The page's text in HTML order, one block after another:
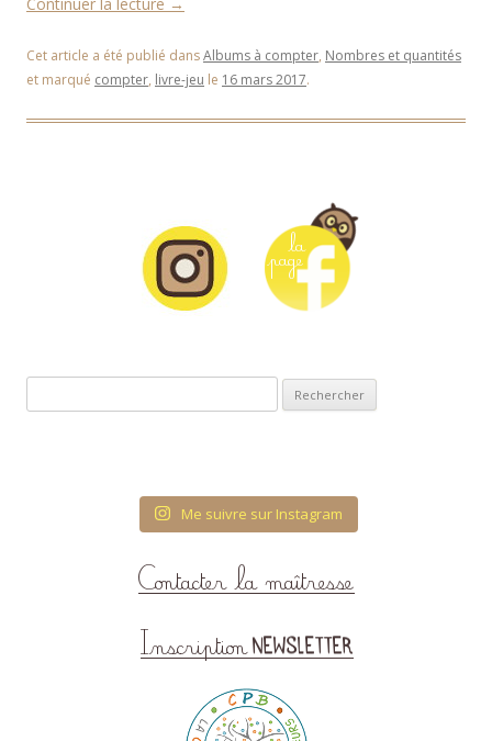
Cet article a été publié dansAlbums à compter, Nombres et quantités
et marqué compter, livre-jeu le 16 mars 2017.
Me suivre sur Instagram